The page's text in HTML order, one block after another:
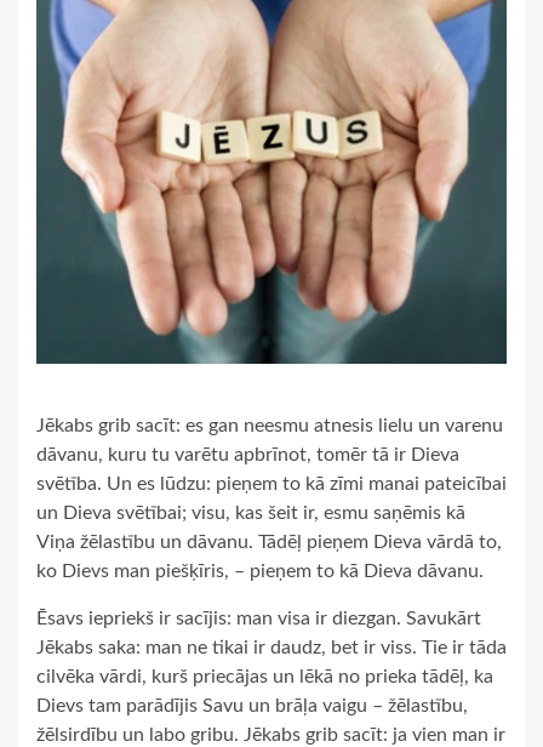
Jēkabs grib sacīt: es gan neesmu atnesis lielu un varenu
dāvanu, kuru tu varētu apbrīnot, tomēr tā ir Dieva
svētība. Un es lūdzu: pieņem to kā zīmi manai pateicībai
un Dieva svētībai; visu, kas šeit ir, esmu saņēmis kā
Viņa žēlastību un dāvanu. Tādēļ pieņem Dieva vārdā to,
ko Dievs man piešķīris, – pieņem to kā Dieva dāvanu.
Ēsavs iepriekš ir sacījis: man visa ir diezgan. Savukārt
Jēkabs saka: man ne tikai ir daudz, bet ir viss. Tie ir tāda
cilvēka vārdi, kurš priecājas un lēkā no prieka tādēļ, ka
Dievs tam parādījis Savu un brāļa vaigu – žēlastību,
žēlsirdību un labo gribu. Jēkabs grib sacīt: ja vien man ir